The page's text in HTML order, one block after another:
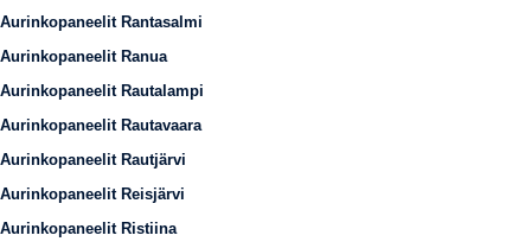
Aurinkopaneelit Rantasalmi
Aurinkopaneelit Ranua
Aurinkopaneelit Rautalampi
Aurinkopaneelit Rautavaara
Aurinkopaneelit Rautjärvi
Aurinkopaneelit Reisjärvi
Aurinkopaneelit Ristiina